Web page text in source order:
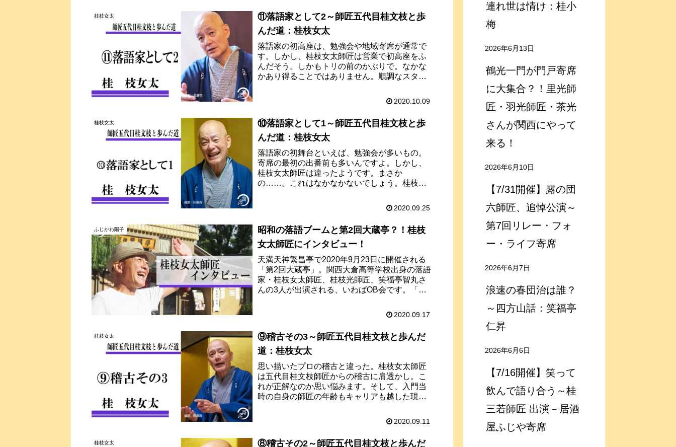
桂枝女太
⑪落語家として2～師匠五代目桂文枝と歩
んだ道：桂枝女太
落語家の初高座は、勉強会や地域寄席が通常で
す。しかし、桂枝女太師匠は営業で初高座をふ
んだそう。しかもトリの前のかぶりで。なかな
かあり得ることではありません。順調なスター
2020.10.09
桂枝女太
⑩落語家として1～師匠五代目桂文枝と歩
んだ道：桂枝女太
落語家の初舞台といえば、勉強会が多いもの。
寄席の最初の出番前も多いんですよ。しかし、
桂枝女太師匠は違ったようです。まさか
の……。これはなかなかないでしょう。桂枝女
ます。プロとアマの違いについても考え...
2020.09.25
ふじかわ陽子
昭和の落語ブームと第2回大蔵亭？！桂枝
女太師匠にインタビュー！
天満天神繁昌亭で2020年9月23日に開催される
「第2回大蔵亭」。関西大倉高等学校出身の落語
家・桂枝女太師匠、桂枝光師匠、笑福亭智丸さ
んの3人が出演される、いわばOB会です。「第2
2020.09.17
桂枝女太
⑨稽古その3～師匠五代目桂文枝と歩んだ
道：桂枝女太
思い描いたプロの稽古と違った。桂枝女太師匠
は五代目桂文枝師匠からの稽古に肩透かし。こ
れが正解なのか思い悩みます。そして、入門当
時の自身の師匠の年齢もキャリアも越した現
す。今回は稽古について枝女太師匠...
2020.09.11
桂枝女太
⑧稽古その2～師匠五代目桂文枝と歩んだ
連れ世は情け：桂小
梅
2026年6月13日
鶴光一門が門戸寄席
に大集合？！里光師
匠・羽光師匠・茶光
さんが関西にやって
来る！
2026年6月10日
【7/31開催】露の団
六師匠、追悼公演～
第7回リレー・フォ
ー・ライフ寄席
2026年6月7日
浪速の春団治は誰？
～四方山話：笑福亭
仁昇
2026年6月6日
【7/16開催】笑って
飲んで語り合う～桂
三若師匠 出演－居酒
屋ふじや寄席